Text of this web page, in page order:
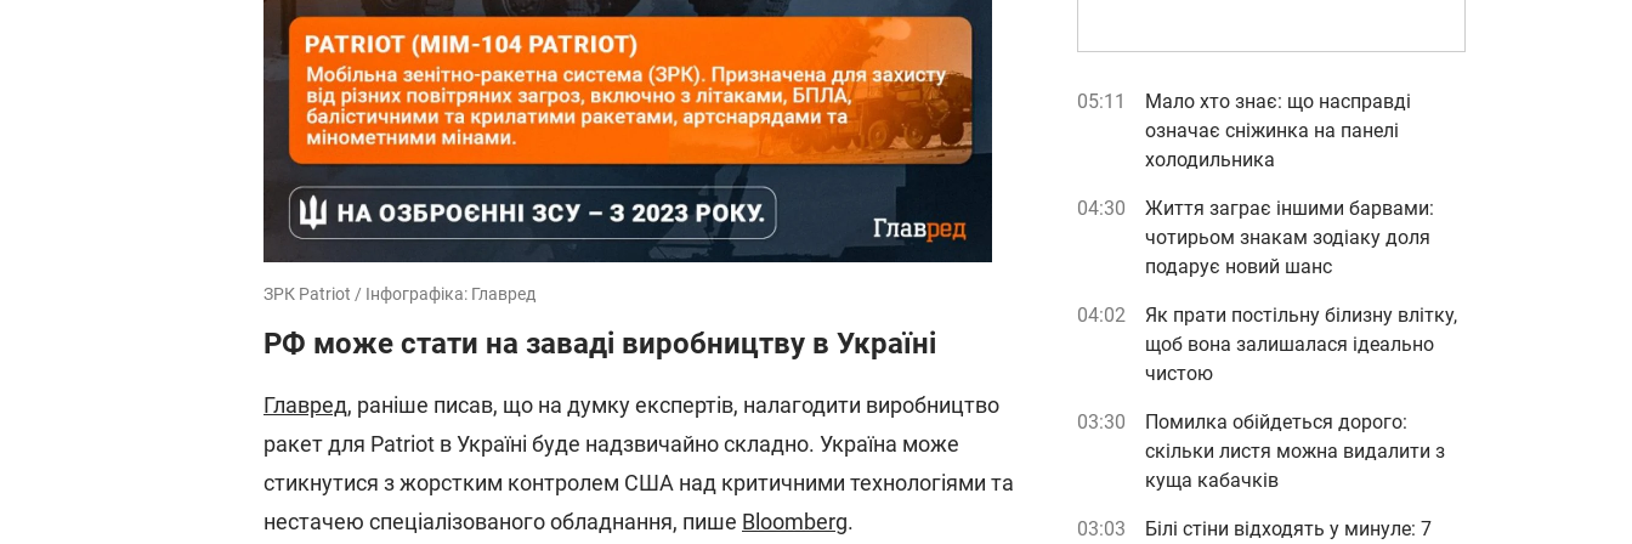
ЗРК Patriot / Інфографіка: Главред
РФ може стати на заваді виробництву в Україні
Главред, раніше писав, що на думку експертів, налагодити виробництво
ракет для Patriot в Україні буде надзвичайно складно. Україна може
стикнутися з жорстким контролем США над критичними технологіями та
нестачею спеціалізованого обладнання, пише Bloomberg.
05:11
Мало хто знає: що насправді
означає сніжинка на панелі
холодильника
04:30
Життя заграє іншими барвами:
чотирьом знакам зодіаку доля
подарує новий шанс
04:02
Як прати постільну білизну влітку,
щоб вона залишалася ідеально
чистою
03:30
Помилка обійдеться дорого:
скільки листя можна видалити з
куща кабачків
03:03 Білі стіни відходять у минуле: 7